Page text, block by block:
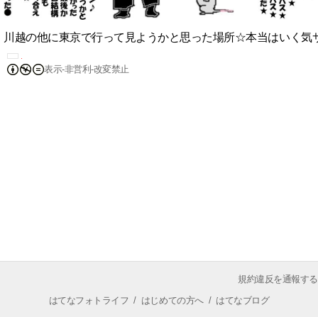
川越の他に東京で行って見ようかと思った場所☆本当はいく気
表示-非営利-改変禁止
規約違反を通報する
はてなフォトライフ / はじめての方へ/ はてなブログ